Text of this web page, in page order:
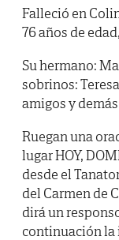
Falleció en
76 años de
Su hermano:
sobrinos:
amigos y
Ruegan una
lugar HOY,
desde el
del Carmen de
dirá un
continuación la